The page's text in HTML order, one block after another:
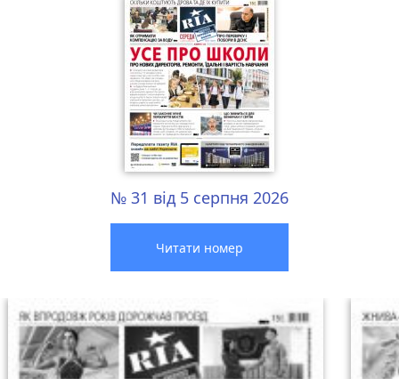
№ 31 від 5 серпня 2026
Читати номер